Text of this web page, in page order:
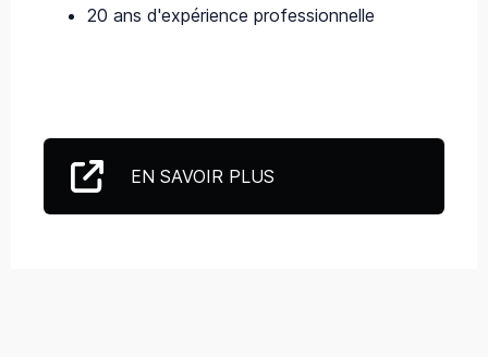
20 ans d'expérience professionnelle
EN SAVOIR PLUS